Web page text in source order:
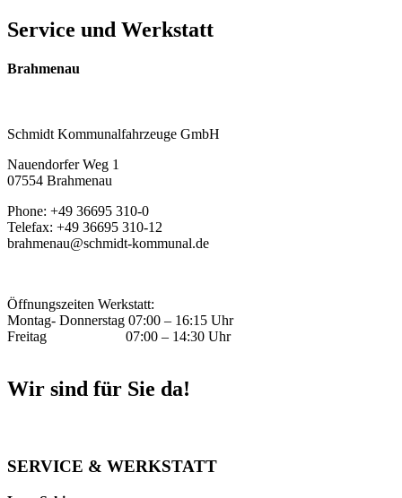
Service und Werkstatt
Brahmenau
Schmidt Kommunalfahrzeuge GmbH
Nauendorfer Weg 1
07554 Brahmenau
Phone: +49 36695 310-0
Telefax: +49 36695 310-12
brahmenau@schmidt-kommunal.de
Öffnungszeiten Werkstatt:
Montag- Donnerstag 07:00 – 16:15 Uhr
Freitag 07:00 – 14:30 Uhr
Wir sind für Sie da!
SERVICE & WERKSTATT